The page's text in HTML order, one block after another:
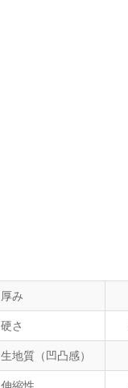
厚み
硬さ
生地質（凹凸感）